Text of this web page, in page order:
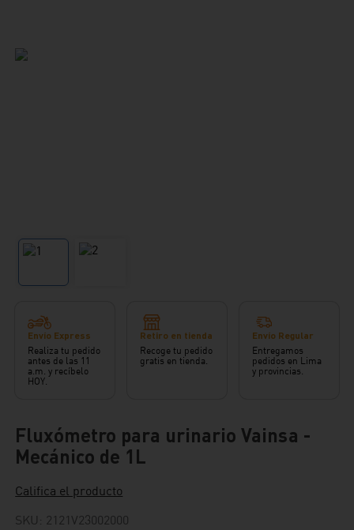
Envío Express
Realiza tu pedido
antes de las 11
a.m. y recíbelo
HOY.
Retiro en tienda
Recoge tu pedido
gratis en tienda.
Envío Regular
Entregamos
pedidos en Lima
y provincias.
Fluxómetro para urinario Vainsa -
Mecánico de 1L
Califica el producto
SKU : 2121V23002000